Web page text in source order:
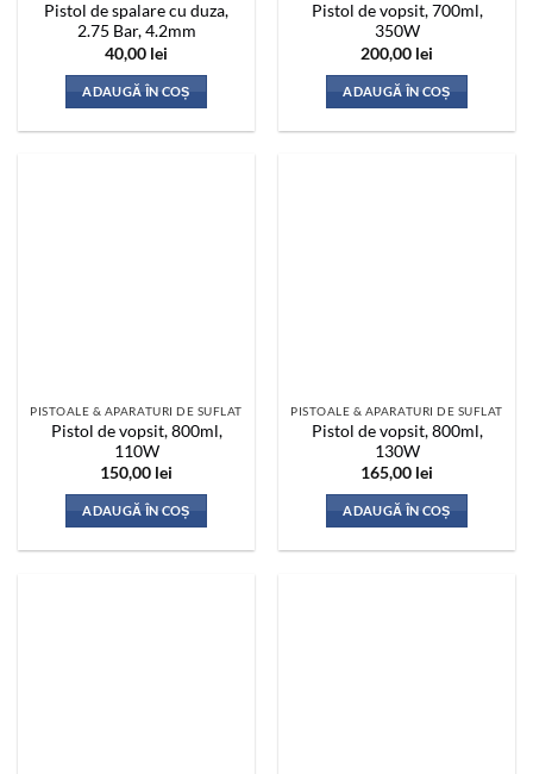
Pistol de spalare cu duza,
2.75 Bar, 4.2mm
40,00 lei
ADAUGĂ ÎN COȘ
Pistol de vopsit, 700ml,
350W
200,00 lei
ADAUGĂ ÎN COȘ
PISTOALE & APARATURI DE SUFLAT
Pistol de vopsit, 800ml,
110W
150,00 lei
ADAUGĂ ÎN COȘ
PISTOALE & APARATURI DE SUFLAT
Pistol de vopsit, 800ml,
130W
165,00 lei
ADAUGĂ ÎN COȘ